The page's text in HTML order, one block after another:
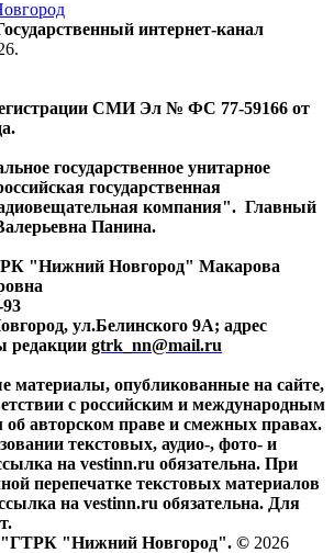
интернет-канал
.
СМИ Эл № ФС 77-59166 от
государственное унитарное
государственная
компания". Главный
Панина.
"Нижний Новгород" Макарова
ул.Белинского 9А; адрес
редакции gtrk_nn@mail.ru
материалы, опубликованные на сайте,
с российским и международным
об авторском праве и смежных правах.
текстовых, аудио-, фото- и
на vestinn.ru обязательна. При
перепечатке текстовых материалов
на vestinn.ru обязательна. Для
"Нижний Новгород". © 2026